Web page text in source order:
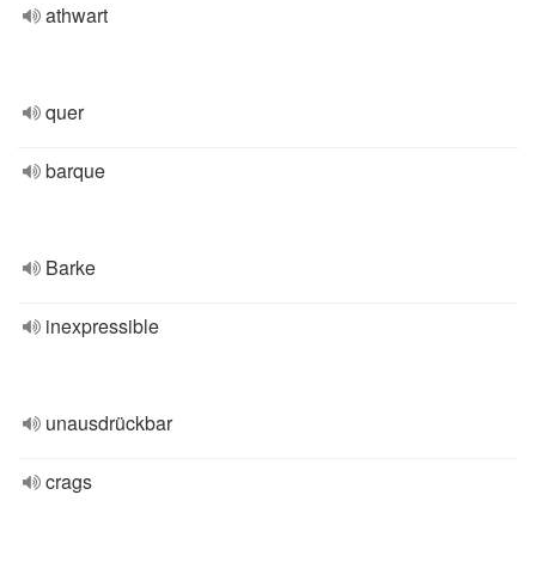
athwart
quer
barque
Barke
inexpressible
unausdrückbar
crags